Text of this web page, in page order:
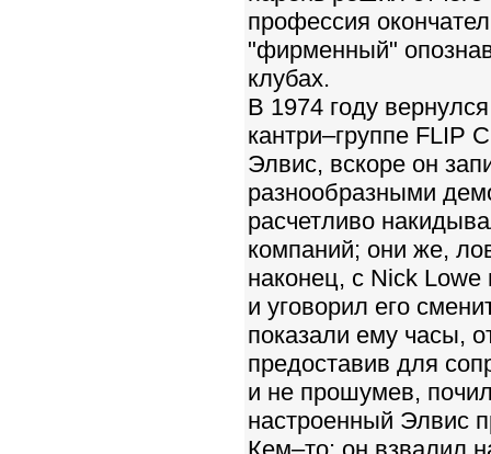
профессия
"фирменный"
клубах.
В 1974 году
кантри–группе FLIP
Элвис, вскоре он
разнообразными
расчетливо
компаний; они же,
наконец, с Nick
и уговорил его
показали ему часы,
предоставив для
и не прошумев,
настроенный Элвис